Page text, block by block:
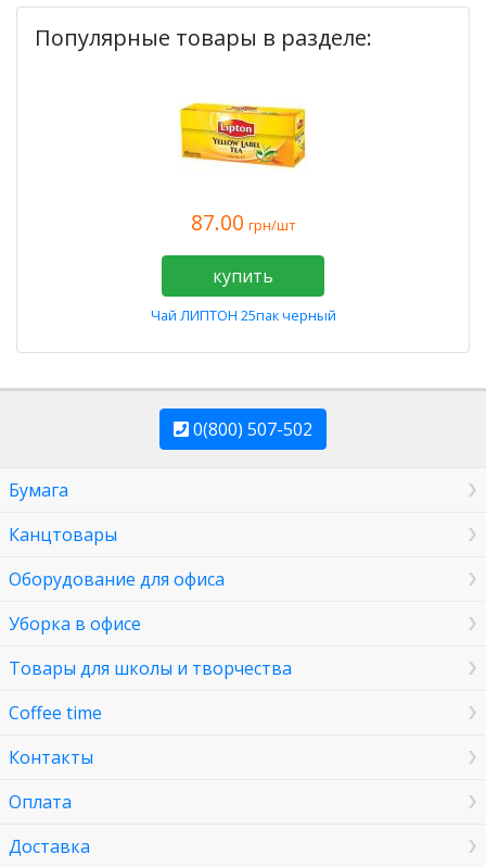
Популярные товары в разделе:
87.00 грн/шт
купить
Чай ЛИПТОН 25пак черный
0(800) 507-502
Бумага
Канцтовары
Оборудование для офиса
Уборка в офисе
Товары для школы и творчества
Coffee time
Контакты
Оплата
Доставка